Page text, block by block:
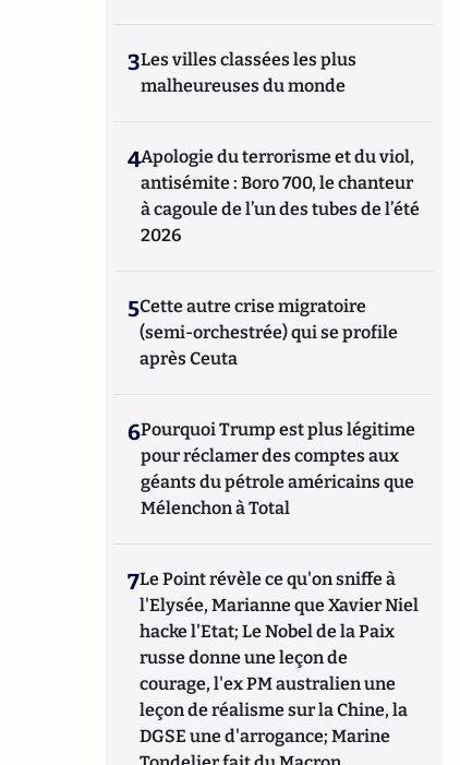
3Les villes classées les plus
malheureuses du monde
4Apologie du terrorisme et du viol,
antisémite : Boro 700, le chanteur
à cagoule de l’un des tubes de l’été
2026
5Cette autre crise migratoire
(semi-orchestrée) qui se profile
après Ceuta
6Pourquoi Trump est plus légitime
pour réclamer des comptes aux
géants du pétrole américains que
Mélenchon à Total
7Le Point révèle ce qu'on sniffe à
l'Elysée, Marianne que Xavier Niel
hacke l'Etat; Le Nobel de la Paix
russe donne une leçon de
courage, l'ex PM australien une
leçon de réalisme sur la Chine, la
DGSE une d'arrogance; Marine